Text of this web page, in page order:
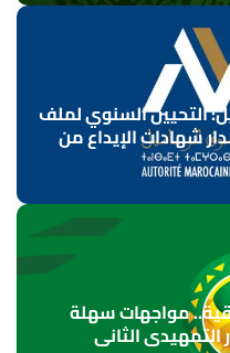
التحيين السنوي لملف
شهادات الإيداع من
مواجهات سهلة
التمهيدي الثاني